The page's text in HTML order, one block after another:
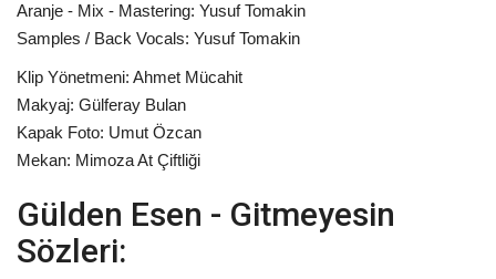
Aranje - Mix - Mastering: Yusuf Tomakin
Samples / Back Vocals: Yusuf Tomakin
Klip Yönetmeni: Ahmet Mücahit
Makyaj: Gülferay Bulan
Kapak Foto: Umut Özcan
Mekan: Mimoza At Çiftliği
Gülden Esen - Gitmeyesin
Sözleri: